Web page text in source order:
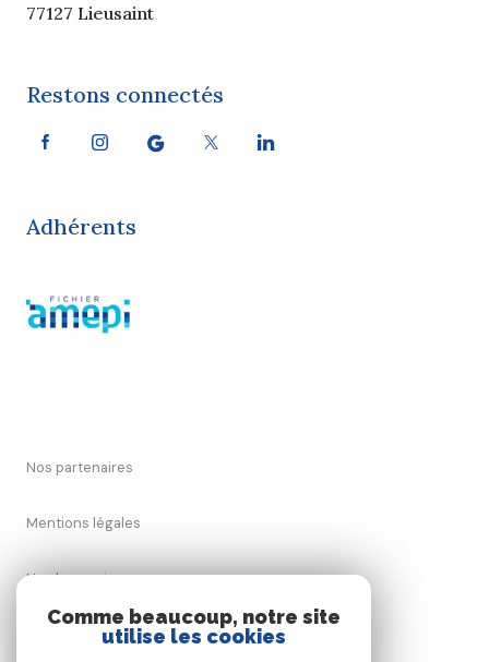
77127 Lieusaint
Restons connectés
Adhérents
Nos partenaires
Mentions légales
Nos honoraires
Comme beaucoup, notre site
utilise les cookies